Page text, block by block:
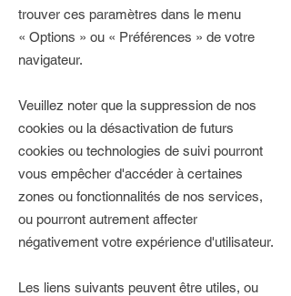
trouver ces paramètres dans le menu
« Options » ou « Préférences » de votre
navigateur.
Veuillez noter que la suppression de nos
cookies ou la désactivation de futurs
cookies ou technologies de suivi pourront
vous empêcher d'accéder à certaines
zones ou fonctionnalités de nos services,
ou pourront autrement affecter
négativement votre expérience d'utilisateur.
Les liens suivants peuvent être utiles, ou